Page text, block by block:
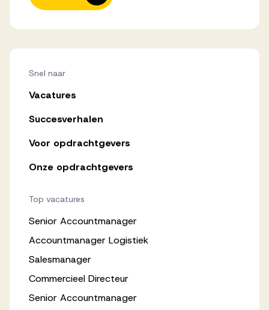
Snel naar
Vacatures
Succesverhalen
Voor opdrachtgevers
Onze opdrachtgevers
Top vacatures
Senior Accountmanager
Accountmanager Logistiek
Salesmanager
Commercieel Directeur
Senior Accountmanager